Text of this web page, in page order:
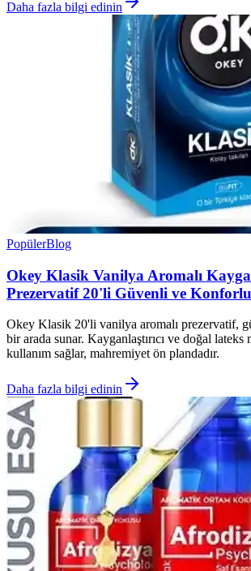
Daha fazla bilgi edinin
PopülerBlog
Okey Klasik Vanilya Aromalı
Prezervatif 20'li Güvenli ve
Okey Klasik 20'li vanilya aromalı prezervatif,
bir arada sunar. Kayganlaştırıcı ve doğal lateks
kullanım sağlar, mahremiyet ön plandadır.
Daha fazla bilgi edinin